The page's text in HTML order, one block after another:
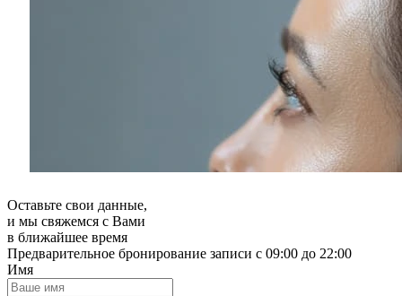
Оставьте свои данные,
и мы свяжемся с Вами
в ближайшее время
Предварительное бронирование записи с 09:00 до 22:00
Имя